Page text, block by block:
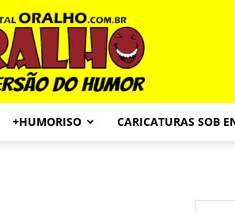
+HUMORISO CARICATURAS SOB